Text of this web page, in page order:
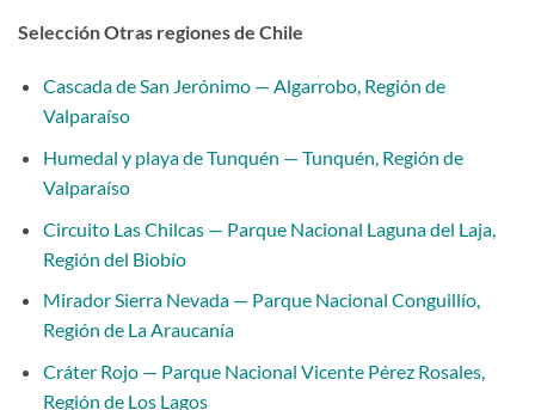
Selección Otras regiones de Chile
Cascada de San Jerónimo — Algarrobo, Región de
Valparaíso
Humedal y playa de Tunquén — Tunquén, Región de
Valparaíso
Circuito Las Chilcas — Parque Nacional Laguna del Laja,
Región del Biobío
Mirador Sierra Nevada — Parque Nacional Conguillío,
Región de La Araucanía
Cráter Rojo — Parque Nacional Vicente Pérez Rosales,
Región de Los Lagos